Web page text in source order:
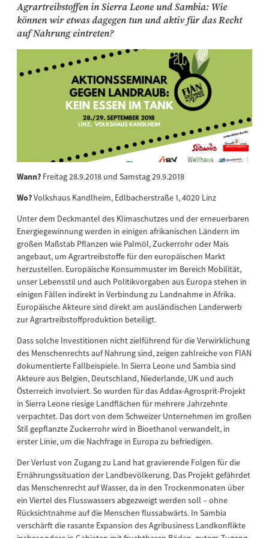
Agrartreibstoffen in Sierra Leone und Sambia: Wie
können wir etwas dagegen tun und aktiv für das Recht
auf Nahrung eintreten?
Wann? Freitag 28.9.2018 und Samstag 29.9.2018
Wo?Volkshaus Kandlheim, Edlbacherstraße 1, 4020 Linz
Unter dem Deckmantel des Klimaschutzes und der erneuerbaren
Energiegewinnung werden in einigen afrikanischen Ländern im
großen Maßstab Pflanzen wie Palmöl, Zuckerrohr oder Mais
angebaut, um Agrartreibstoffe für den europäischen Markt
herzustellen. Europäische Konsummuster im Bereich Mobilität,
unser Lebensstil und auch Politikvorgaben aus Europa stehen in
einigen Fällen indirekt in Verbindung zu Landnahme in Afrika.
Europäische Akteure sind direkt am ausländischen Landerwerb
zur Agrartreibstoffproduktion beteiligt.
Dass solche Investitionen nicht zielführend für die Verwirklichung
des Menschenrechts auf Nahrung sind, zeigen zahlreiche von FIAN
dokumentierte Fallbeispiele. In Sierra Leone und Sambia sind
Akteure aus Belgien, Deutschland, Niederlande, UK und auch
Österreich involviert. So wurden für das Addax-Agrosprit-Projekt
in Sierra Leone riesige Landflächen für mehrere Jahrzehnte
verpachtet. Das dort von dem Schweizer Unternehmen im großen
Stil gepflanzte Zuckerrohr wird in Bioethanol verwandelt, in
erster Linie, um die Nachfrage in Europa zu befriedigen.
Der Verlust von Zugang zu Land hat gravierende Folgen für die
Ernährungssituation der Landbevölkerung. Das Projekt gefährdet
das Menschenrecht auf Wasser, da in den Trockenmonaten über
ein Viertel des Flusswassers abgezweigt werden soll – ohne
Rücksichtnahme auf die Menschen flussabwärts. In Sambia
verschärft die rasante Expansion des Agribusiness Landkonflikte